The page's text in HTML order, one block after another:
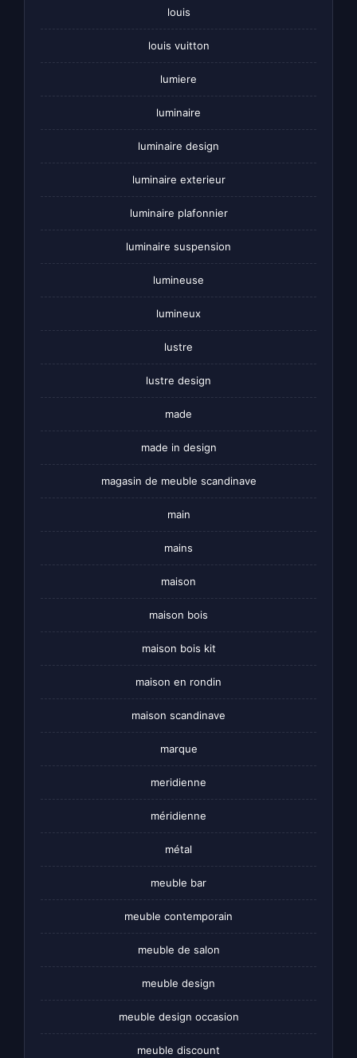
louis
louis vuitton
lumiere
luminaire
luminaire design
luminaire exterieur
luminaire plafonnier
luminaire suspension
lumineuse
lumineux
lustre
lustre design
made
made in design
magasin de meuble scandinave
main
mains
maison
maison bois
maison bois kit
maison en rondin
maison scandinave
marque
meridienne
méridienne
métal
meuble bar
meuble contemporain
meuble de salon
meuble design
meuble design occasion
meuble discount